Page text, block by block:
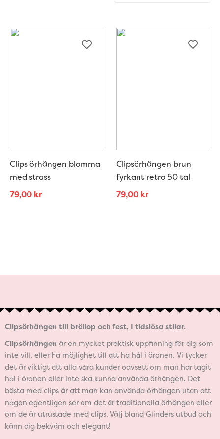
Clips örhängen blomma
med strass
79,00 kr
Clipsörhängen brun
fyrkant retro 50 tal
79,00 kr
Clipsörhängen till bröllop och fest, I tidslösa stilar.
Clipsörhängen är en mycket praktisk uppfinning för dig som
inte vill, eller ha möjlighet till att ha hål i öronen. Vi tycker
det är viktigt att alla våra kunder oavsett om man har tagit
hål i öronen eller inte ska kunna använda örhängen. Det
bästa med clips är att man kan använda örhängen utan att
någon egentligen ser om det är traditionella örhängen eller
om de är utrustade med clips. Välj bland Glinders utbud och
känn dig bekväm och elegant!